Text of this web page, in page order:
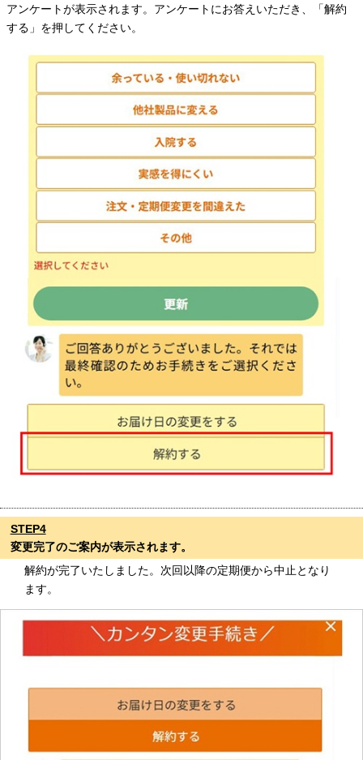
アンケートが表示されます。アンケートにお答えいただき、「解約
する」を押してください。
STEP4
変更完了のご案内が表示されます。
解約が完了いたしました。次回以降の定期便から中止となり
ます。